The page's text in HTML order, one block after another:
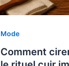
Mode
Comment